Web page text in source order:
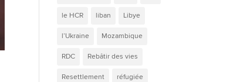
le HCR liban Libye
l’Ukraine Mozambique
RDC Rebâtir des vies
Resettlement réfugiée